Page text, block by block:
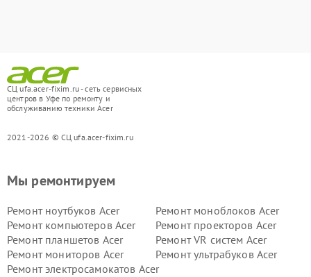
СЦ ufa.acer-fixim.ru - сеть сервисных
центров в Уфе по ремонту и
обслуживанию техники Acer
2021-2026 © СЦ ufa.acer-fixim.ru
Мы ремонтируем
Ремонт ноутбуков Acer
Ремонт моноблоков Acer
Ремонт компьютеров Acer
Ремонт проекторов Acer
Ремонт планшетов Acer
Ремонт VR систем Acer
Ремонт мониторов Acer
Ремонт ультрабуков Acer
Ремонт электросамокатов Acer